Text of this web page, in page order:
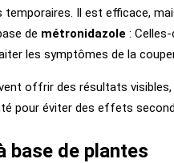
temporaires. Il est efficace,
de métronidazole :
les symptômes de la
offrir des résultats
pour éviter des effets
base de plantes